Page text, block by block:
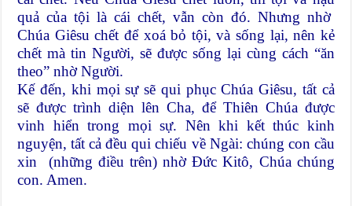
quả của tội là cái chết, vẫn còn đó. Nhưng nhờ
Chúa Giêsu chết để xoá bỏ tội, và sống lại, nên kẻ
chết mà tin Người, sẽ được sống lại cùng cách “ăn
theo” nhờ Người.
Kế đến, khi mọi sự sẽ qui phục Chúa Giêsu, tất cả
sẽ được trình diện lên Cha, để Thiên Chúa được
vinh hiển trong mọi sự. Nên khi kết thúc kinh
nguyện, tất cả đều qui chiếu về Ngài: chúng con cầu
xin (những điều trên) nhờ Đức Kitô, Chúa chúng
con. Amen.